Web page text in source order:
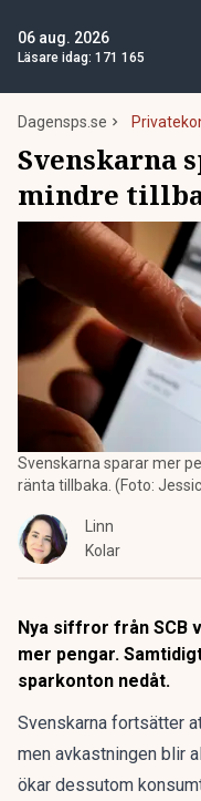
06 aug. 2026
Läsare idag: 171 165
Dagensps.se
Svenskarna
mindre
Svenskarna sparar mer
ränta tillbaka. (Foto:
Linn
Kolar
Nya siffror från SCB
mer pengar.
sparkonton nedåt.
Svenskarna fortsätter
men avkastningen blir
ökar dessutom